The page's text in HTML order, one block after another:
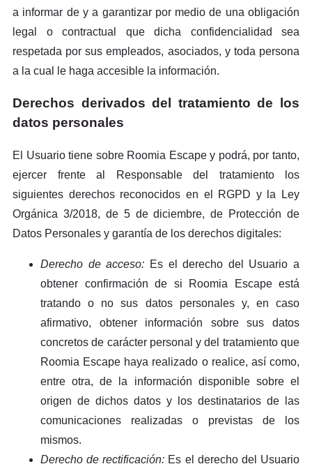
a informar de y a garantizar por medio de una obligación
legal o contractual que dicha confidencialidad sea
respetada por sus empleados, asociados, y toda persona
a la cual le haga accesible la información.
Derechos derivados del tratamiento de los
datos personales
El Usuario tiene sobre Roomia Escape y podrá, por tanto,
ejercer frente al Responsable del tratamiento los
siguientes derechos reconocidos en el RGPD y la Ley
Orgánica 3/2018, de 5 de diciembre, de Protección de
Datos Personales y garantía de los derechos digitales:
Derecho de acceso: Es el derecho del Usuario a
obtener confirmación de si Roomia Escape está
tratando o no sus datos personales y, en caso
afirmativo, obtener información sobre sus datos
concretos de carácter personal y del tratamiento que
Roomia Escape haya realizado o realice, así como,
entre otra, de la información disponible sobre el
origen de dichos datos y los destinatarios de las
comunicaciones realizadas o previstas de los
mismos.
Derecho de rectificación: Es el derecho del Usuario